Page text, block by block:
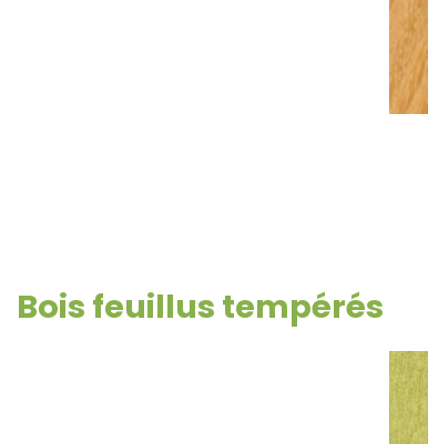
Bois feuillus tempérés